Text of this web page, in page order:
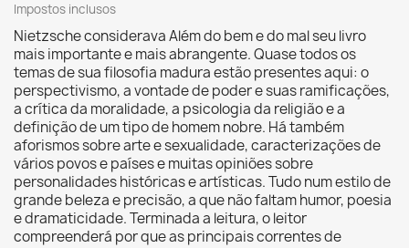
Impostos inclusos
Nietzsche considerava Além do bem e do mal seu livro
mais importante e mais abrangente. Quase todos os
temas de sua filosofia madura estão presentes aqui: o
perspectivismo, a vontade de poder e suas ramificações,
a crítica da moralidade, a psicologia da religião e a
definição de um tipo de homem nobre. Há também
aforismos sobre arte e sexualidade, caracterizações de
vários povos e países e muitas opiniões sobre
personalidades históricas e artísticas. Tudo num estilo de
grande beleza e precisão, a que não faltam humor, poesia
e dramaticidade. Terminada a leitura, o leitor
compreenderá por que as principais correntes de